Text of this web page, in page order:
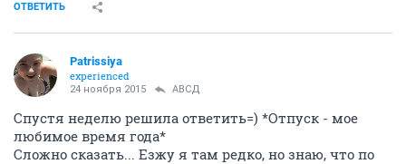
ОТВЕТИТЬ
Patrissiya
experienced
24 ноября 2015 АВСД
Спустя неделю решила ответить=) *Отпуск - мое
любимое время года*
Сложно сказать... Езжу я там редко, но знаю, что по